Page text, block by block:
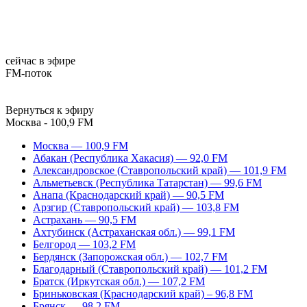
сейчас в эфире
FM-поток
Вернуться к эфиру
Москва - 100,9 FM
Москва — 100,9 FM
Абакан (Республика Хакасия) — 92,0 FM
Александровское (Ставропольский край) — 101,9 FM
Альметьевск (Республика Татарстан) — 99,6 FM
Анапа (Краснодарский край) — 90,5 FM
Арзгир (Ставропольский край) — 103,8 FM
Астрахань — 90,5 FM
Ахтубинск (Астраханская обл.) — 99,1 FM
Белгород — 103,2 FM
Бердянск (Запорожская обл.) — 102,7 FM
Благодарный (Ставропольский край) — 101,2 FM
Братск (Иркутская обл.) — 107,2 FM
Бриньковская (Краснодарский край) – 96,8 FM